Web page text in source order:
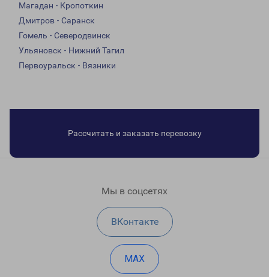
Магадан - Кропоткин
Дмитров - Саранск
Гомель - Северодвинск
Ульяновск - Нижний Тагил
Первоуральск - Вязники
Рассчитать и заказать перевозку
Мы в соцсетях
ВКонтакте
MAX